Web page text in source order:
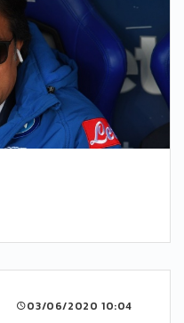
03/06/2020 10:04